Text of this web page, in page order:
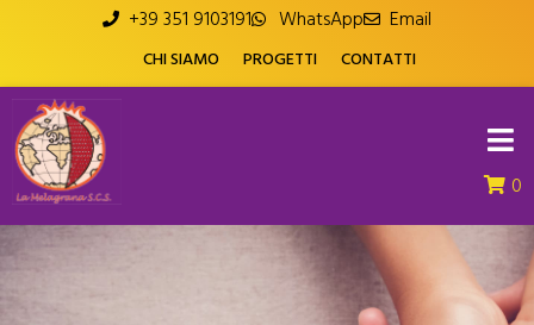
+39 351 9103191 WhatsApp Email
CHI SIAMO PROGETTI CONTATTI
0